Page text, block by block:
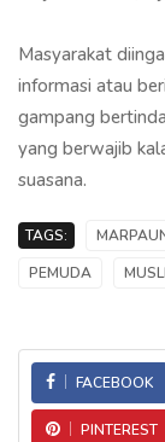
Masyarakat
informasi atau
gampang
yang berwajib
suasana.
TAGS:
PEMUDA
FACEBOOK
PINTEREST